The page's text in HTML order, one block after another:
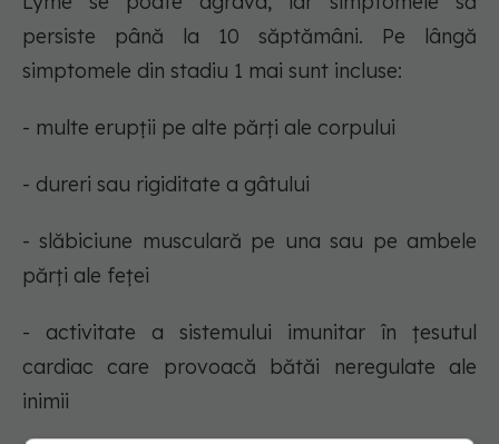
persiste până la 10 săptămâni. Pe lângă
simptomele din stadiu 1 mai sunt incluse:
- multe erupții pe alte părți ale corpului
- dureri sau rigiditate a gâtului
- slăbiciune musculară pe una sau pe ambele
părți ale feței
- activitate a sistemului imunitar în țesutul
cardiac care provoacă bătăi neregulate ale
inimii